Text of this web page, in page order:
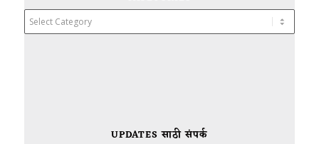
Categories
UPDATES साठी संपर्क